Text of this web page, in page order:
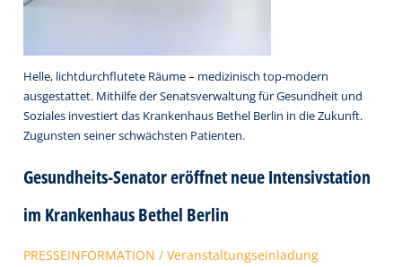
Helle, lichtdurchflutete Räume – medizinisch top-modern
ausgestattet. Mithilfe der Senatsverwaltung für Gesundheit und
Soziales investiert das Krankenhaus Bethel Berlin in die Zukunft.
Zugunsten seiner schwächsten Patienten.
Gesundheits-Senator eröffnet neue Intensivstation
im Krankenhaus Bethel Berlin
PRESSEINFORMATION / Veranstaltungseinladung